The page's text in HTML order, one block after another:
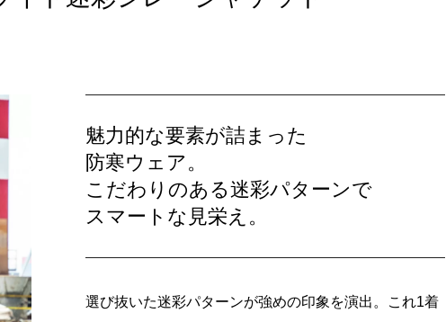
魅力的な要素が詰まった
防寒ウェア。
こだわりのある迷彩パターンで
スマートな見栄え。
選び抜いた迷彩パターンが強めの印象を演出。これ1着